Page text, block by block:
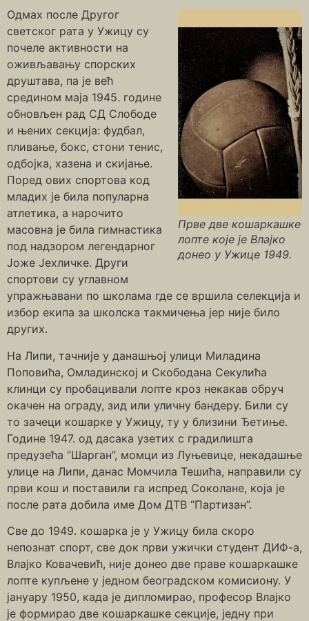
Прве две кошаркашке
лопте које је Влајко
донео у Ужице 1949.
Одмах после Другог
светског рата у Ужицу су
почеле активности на
оживљавању спорских
друштава, па је већ
средином маја 1945. године
обновљен рад СД Слободе
и њених секција: фудбал,
пливање, бокс, стони тенис,
одбојка, хазена и скијање.
Поред ових спортова код
младих је била популарна
атлетика, а нарочито
масовна је била гимнастика
под надзором легендарног
Јоже Јехличке. Други
спортови су углавном
упражњавани по школама где се вршила селекција и
избор екипа за школска такмичења јер није било
других.
На Липи, тачније у данашњој улици Миладина
Поповића, Омладинској и Скободана Секулића
клинци су пробацивали лопте кроз некакав обруч
окачен на ограду, зид или уличну бандеру. Били су
то зачеци кошарке у Ужицу, ту у близини Ђетиње.
Године 1947. од дасака узетих с градилишта
предузећа “Шарган”, момци из Луњевице, некадашње
улице на Липи, данас Момчила Тешића, направили су
први кош и поставили га испред Соколане, која је
после рата добила име Дом ДТВ “Партизан”.
Све до 1949. кошарка је у Ужицу била скоро
непознат спорт, све док први ужички студент ДИФ-а,
Влајко Ковачевић, није донео две праве кошаркашке
лопте купљене у једном београдском комисиону. У
јануару 1950, када је дипломирао, професор Влајко
је формирао две кошаркашке секције, једну при